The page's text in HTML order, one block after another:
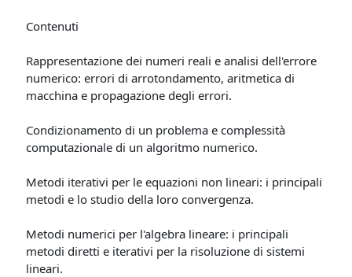
Contenuti
Rappresentazione dei numeri reali e analisi dell'errore
numerico: errori di arrotondamento, aritmetica di
macchina e propagazione degli errori.
Condizionamento di un problema e complessità
computazionale di un algoritmo numerico.
Metodi iterativi per le equazioni non lineari: i principali
metodi e lo studio della loro convergenza.
Metodi numerici per l'algebra lineare: i principali
metodi diretti e iterativi per la risoluzione di sistemi
lineari.